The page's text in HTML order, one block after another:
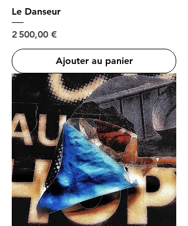
Le Danseur
Prix
2 500,00 €
Ajouter au panier